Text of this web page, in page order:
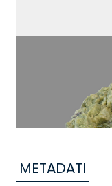
METADATI